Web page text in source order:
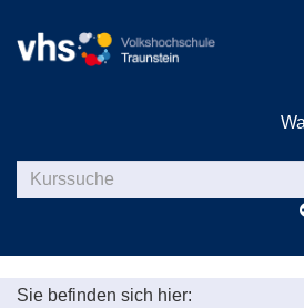
Sie befinden sich hier: